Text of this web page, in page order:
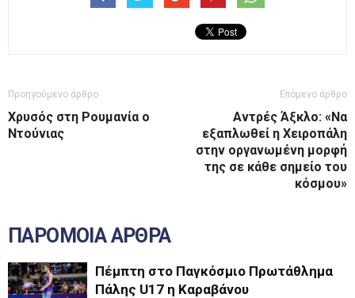
Προηγούμενο άρθρο
Χρυσός στη Ρουμανία ο
Ντούνιας
Επόμενο άρθρο
Αντρές Άξκλο: «Να
εξαπλωθεί η Χειροπάλη
στην οργανωμένη μορφή
της σε κάθε σημείο του
κόσμου»
ΠΑΡΟΜΟΙΑ ΑΡΘΡΑ
Πέμπτη στο Παγκόσμιο Πρωτάθλημα
Πάλης U17 η Καραβάνου